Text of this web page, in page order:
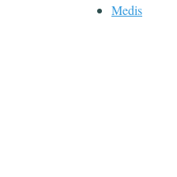
Medis